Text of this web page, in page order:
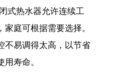
式热水器允许连续工
庭可根据需要选择。
不易调得太高，以节省
寿命。